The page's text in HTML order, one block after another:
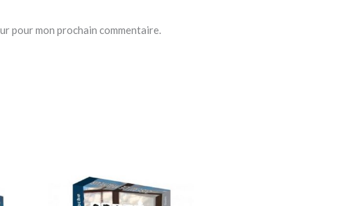
pour mon prochain commentaire.